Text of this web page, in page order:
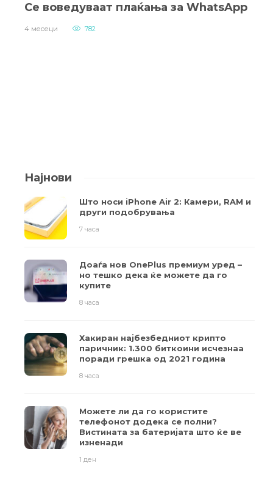
Се воведуваат плаќања за WhatsApp
4 месеци 782
Најнови
Што носи iPhone Air 2: Камери, RAM и
други подобрувања
7 часа
Доаѓа нов OnePlus премиум уред –
но тешко дека ќе можете да го
купите
8 часа
Хакиран најбезбедниот крипто
паричник: 1.300 биткоини исчезнаа
поради грешка од 2021 година
8 часа
Можете ли да го користите
телефонот додека се полни?
Вистината за батеријата што ќе ве
изненади
1 ден